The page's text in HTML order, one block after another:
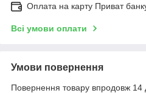
Оплата на карту Приват
Всі умови оплати
Умови повернення
Повернення товару впродовж 14